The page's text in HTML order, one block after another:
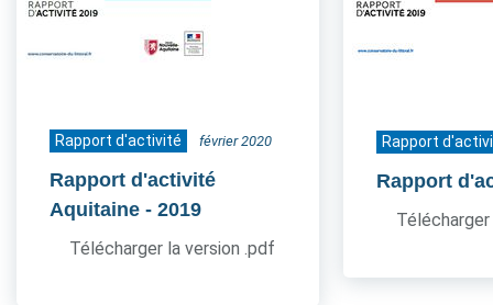
Rapport d'activité février 2020
Rapport d'activité
Aquitaine - 2019
Télécharger la version .pdf
Rapport
Rapport